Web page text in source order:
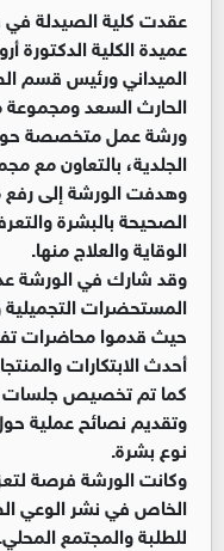
عقدت كلية الصيدلة في
عميدة الكلية
الميداني ورئيس قسم
الحارث السعد ومجموعة
ورشة عمل متخصصة حول
الجلدية، بالتعاون مع
وهدفت الورشة إلى رفع
الصحيحة بالبشرة
الوقاية والعلاج منها.
وقد شارك في الورشة
المستحضرات
حيث قدموا محاضرات
أحدث الابتكارات
كما تم تخصيص جلسات
وتقديم نصائح عملية
نوع بشرة.
وكانت الورشة فرصة
الخاص في نشر الوعي
للطلبة والمجتمع المحلي.